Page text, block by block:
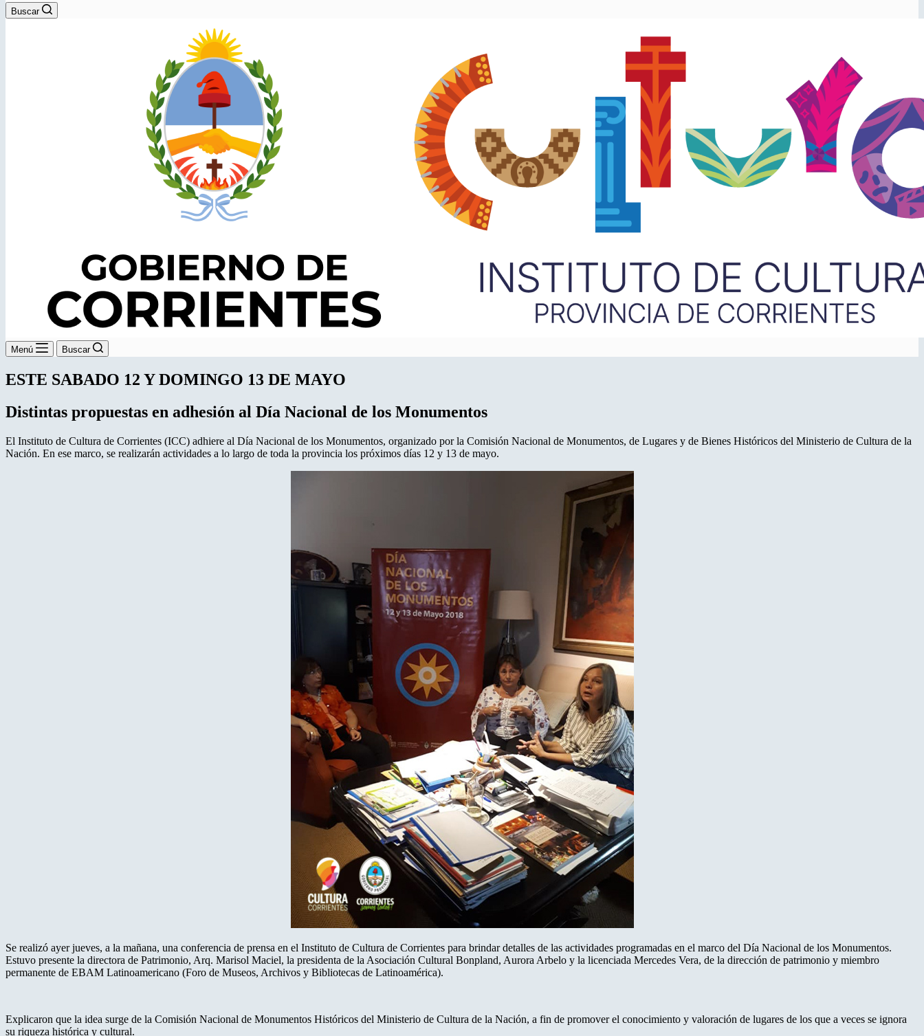
Buscar
Menú Buscar
ESTE SABADO 12 Y DOMINGO 13 DE MAYO
Distintas propuestas en adhesión al Día Nacional de los Monumentos
El Instituto de Cultura de Corrientes (ICC) adhiere al Día Nacional de los Monumentos, organizado por la Comisión Nacional de Monumentos, de Lugares y de Bienes Históricos del Ministerio de Cultura de la
Nación. En ese marco, se realizarán actividades a lo largo de toda la provincia los próximos días 12 y 13 de mayo.
Se realizó ayer jueves, a la mañana, una conferencia de prensa en el Instituto de Cultura de Corrientes para brindar detalles de las actividades programadas en el marco del Día Nacional de los Monumentos.
Estuvo presente la directora de Patrimonio, Arq. Marisol Maciel, la presidenta de la Asociación Cultural Bonpland, Aurora Arbelo y la licenciada Mercedes Vera, de la dirección de patrimonio y miembro
permanente de EBAM Latinoamericano (Foro de Museos, Archivos y Bibliotecas de Latinoamérica).
Explicaron que la idea surge de la Comisión Nacional de Monumentos Históricos del Ministerio de Cultura de la Nación, a fin de promover el conocimiento y valoración de lugares de los que a veces se ignora
su riqueza histórica y cultural.